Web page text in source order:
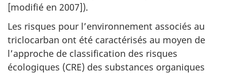
[modifié en 2007]).
Les risques pour l’environnement associés au
triclocarban ont été caractérisés au moyen de
l’approche de classification des risques
écologiques (CRE) des substances organiques